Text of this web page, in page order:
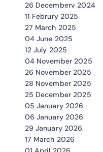
26 Decemberv 2024
11 Februry 2025
27 March 2025
04 June 2025
12 July 2025
04 November 2025
26 November 2025
28 November 2025
25 December 2025
05 January 2026
06 January 2026
29 January 2026
17 March 2026